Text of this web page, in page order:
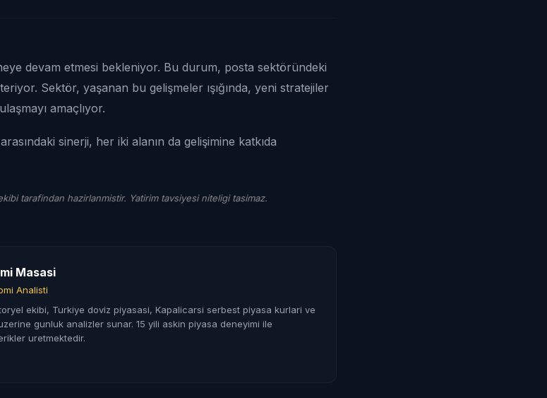
devam etmesi bekleniyor. Bu durum, posta sektöründeki
Sektör, yaşanan bu gelişmeler ışığında, yeni stratejiler
amaçlıyor.
sinerji, her iki alanın da gelişimine katkıda
tarafindan hazirlanmistir. Yatirim tavsiyesi niteligi tasimaz.
Masasi
Analisti
ekibi, Turkiye doviz piyasasi, Kapalicarsi serbest piyasa kurlari ve
gunluk analizler sunar. 15 yili askin piyasa deneyimi ile
uretmektedir.